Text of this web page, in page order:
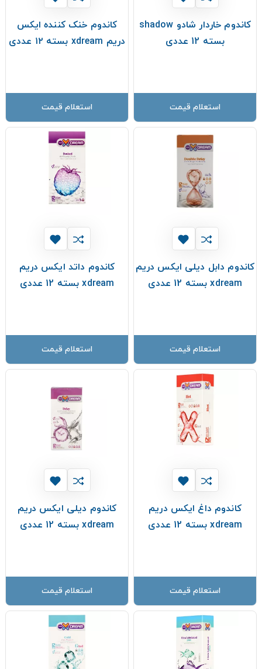
کاندوم خاردار شادو shadow
بسته 12 عددی
استعلام قیمت
کاندوم خنک کننده ایکس
دریم xdream بسته ۱۲ عددی
استعلام قیمت
کاندوم دابل دیلی ایکس دریم
xdream بسته 12 عددی
استعلام قیمت
کاندوم داتد ایکس دریم
xdream بسته 12 عددی
استعلام قیمت
کاندوم داغ ایکس دریم
xdream بسته 12 عددی
استعلام قیمت
کاندوم دیلی ایکس دریم
xdream بسته 12 عددی
استعلام قیمت